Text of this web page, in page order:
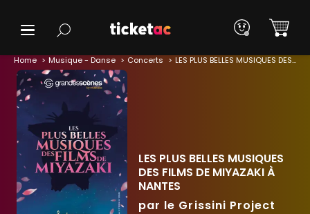
Home Musique - Danse Concerts LES PLUS BELLES MUSIQUES DES FILMS DE MIYAZAKI À NANTES
LES PLUS BELLES MUSIQUES
DES FILMS DE MIYAZAKI À
NANTES
par le Grissini Project